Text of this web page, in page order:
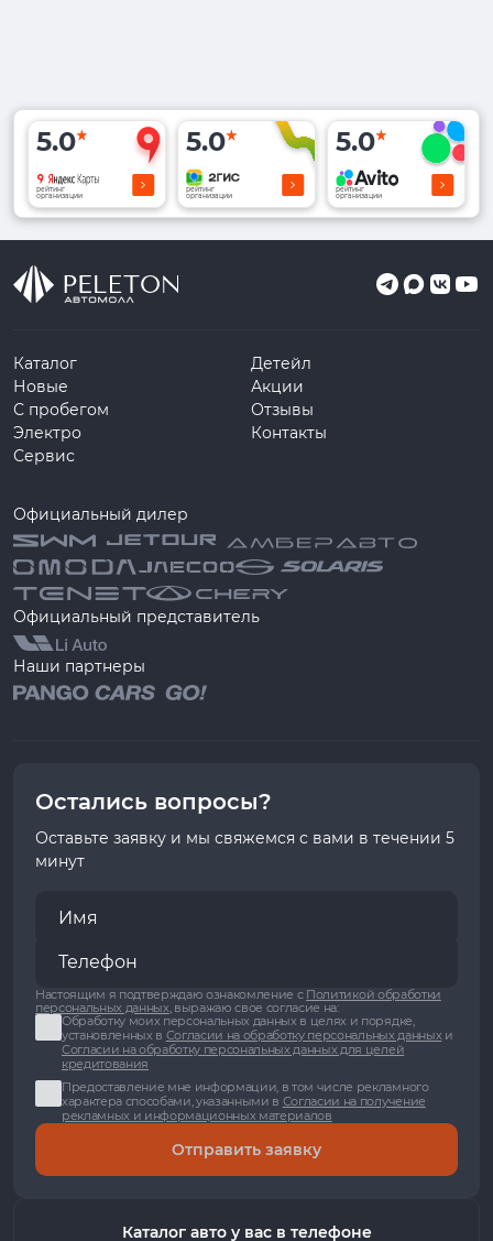
5.0
рейтинг
организации
5.0
рейтинг
организации
5.0
рейтинг
организации
Каталог
Новые
С пробегом
Электро
Сервис
Детейл
Акции
Отзывы
Контакты
Официальный дилер
Официальный представитель
Наши партнеры
Остались вопросы?
Оставьте заявку и мы свяжемся с вами в течении 5
минут
Настоящим я подтверждаю ознакомление с Политикой обработки
персональных данных, выражаю свое согласие на:
Обработку моих персональных данных в целях и порядке,
установленных в Согласии на обработку персональных данныхи
Согласии на обработку персональных данных для целей
кредитования
Предоставление мне информации, в том числе рекламного
характера способами, указанными в Согласии на получение
рекламных и информационных материалов
Отправить заявку
Каталог авто у вас в телефоне